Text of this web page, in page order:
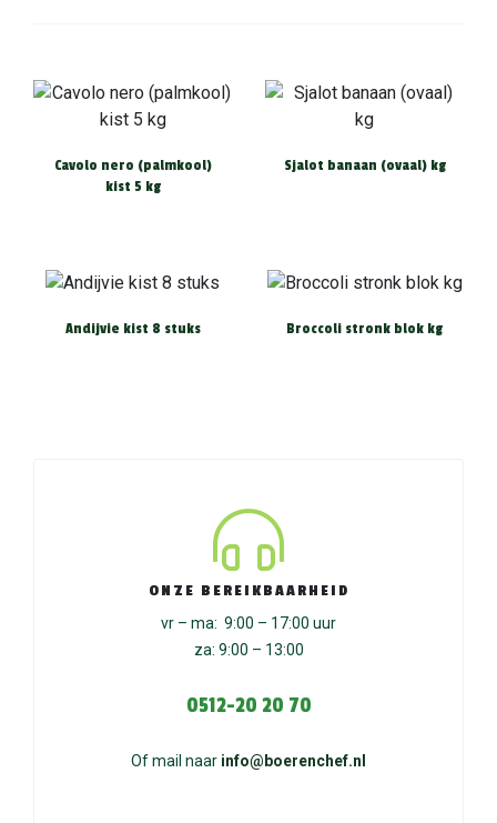
Cavolo nero (palmkool)
kist 5 kg
Sjalot banaan (ovaal) kg
Andijvie kist 8 stuks Broccoli stronk blok kg
ONZE BEREIKBAARHEID
vr – ma: 9:00 – 17:00 uur
za: 9:00 – 13:00
0512-20 20 70
Of mail naar info@boerenchef.nl